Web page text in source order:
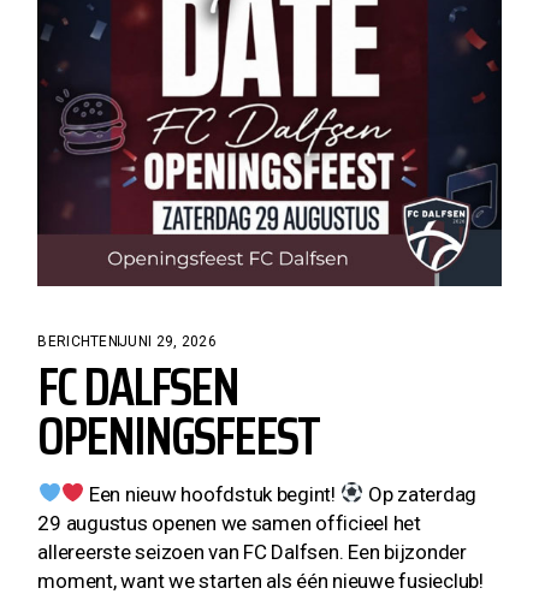
BERICHTENJUNI 29, 2026
FC DALFSEN
OPENINGSFEEST
Een nieuw hoofdstuk begint!
Op zaterdag
29 augustus openen we samen officieel het
allereerste seizoen van FC Dalfsen. Een bijzonder
moment, want we starten als één nieuwe fusieclub!